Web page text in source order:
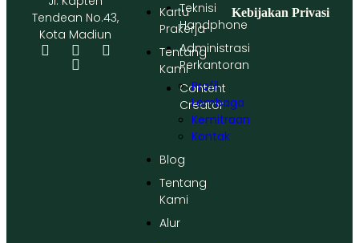
Tendean No.43,
Kota Madiun
Teknisi
Handphone
Administrasi
Perkantoran
Content
Creator
Kartu
Prakerja
Tentang
Kami
Profil
Lembaga
Kemitraan
Kontak
Blog
Tentang
Kami
Alur
Kebijakan Privasi